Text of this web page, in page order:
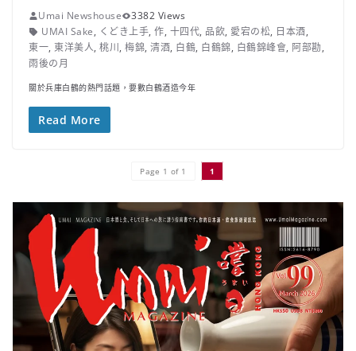
Umai Newshouse
3382 Views
UMAI Sake, くどき上手, 作, 十四代, 品飲, 愛宕の松, 日本酒,
東一, 東洋美人, 桃川, 梅錦, 清酒, 白鶴, 白鶴錦, 白鶴錦峰會, 阿部勘,
雨後の月
關於兵庫白鶴的熱門話題，要數白鶴酒造今年
Read More
Page 1 of 1 1